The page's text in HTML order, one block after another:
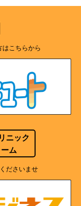
こちらから
ニック
ム
ださいませ